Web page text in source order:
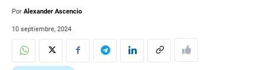
Por Alexander Ascencio
10 septiembre, 2024